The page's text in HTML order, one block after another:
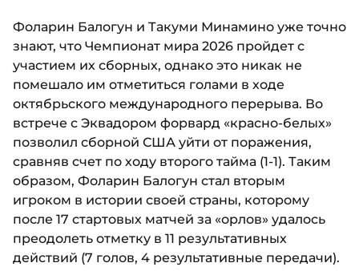
Фоларин Балогун и Такуми Минамино уже точно
знают, что Чемпионат мира 2026 пройдет с
участием их сборных, однако это никак не
помешало им отметиться голами в ходе
октябрьского международного перерыва. Во
встрече с Эквадором форвард «красно-белых»
позволил сборной США уйти от поражения,
сравняв счет по ходу второго тайма (1-1). Таким
образом, Фоларин Балогун стал вторым
игроком в истории своей страны, которому
после 17 стартовых матчей за «орлов» удалось
преодолеть отметку в 11 результативных
действий (7 голов, 4 результативные передачи).